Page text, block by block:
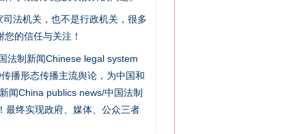
法机关，也不是行政机关，很多
的信任与关注！
法制新闻Chinese legal system
播形态传播主流舆论，为中国和
闻China publics news/中国法制
最终实现政府、媒体、公众三者
“神药”背后的真相